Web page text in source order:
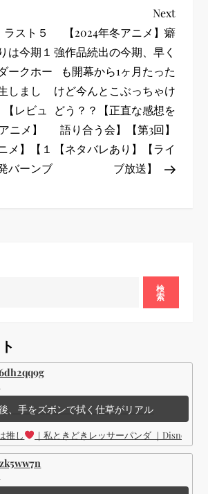
ラスト５
は今期１
ークホー
しまし
レビュ
ニメ】
メ】【１
バーンブ
Next
Post
Next
【2024年冬アニメ】癖
強作品続出の今期、早く
も開幕から1ヶ月たった
けど今んとこぶっちゃけ
どう？？【正直な感想を
語り合う会】【第3回】
【ネタバレあり】【ライ
ブ放送】
検
索
、手をズボンで拭く仕草がリアル
推し ｜私ときどきレッサーパンダ ｜Disney (